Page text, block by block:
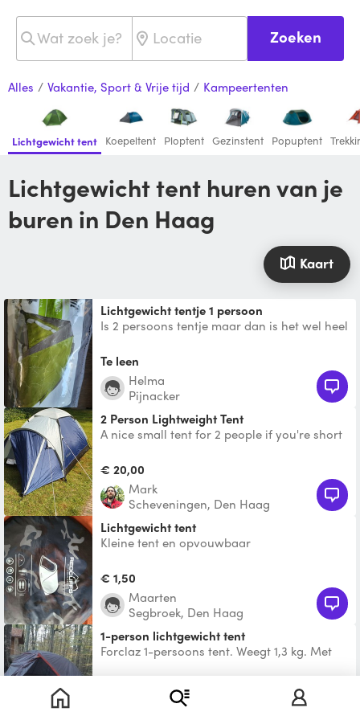
Zoeken
Alles / Vakantie, Sport & Vrije tijd / Kampeertenten
Lichtgewicht tent Koepeltent Ploptent Gezinstent Popuptent
Lichtgewicht tent huren van je
buren in Den Haag
Kaart
Lichtgewicht tentje 1 persoon
Is 2 persoons tentje maar dan is het wel heel
Te leen
Helma
Pijnacker
2 Person Lightweight Tent
A nice small tent for 2 people if you're short
€ 20,00
Mark
Scheveningen, Den Haag
Lichtgewicht tent
Kleine tent en opvouwbaar
€ 1,50
Maarten
Segbroek, Den Haag
1-person lichtgewicht tent
Forclaz 1-persoons tent. Weegt 1,3 kg. Met